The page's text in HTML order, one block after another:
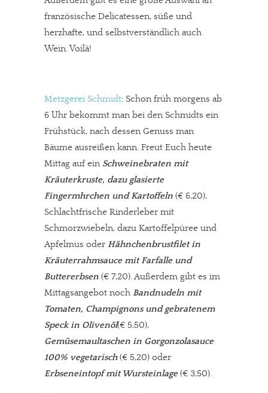
französische Delicatessen, süße und
herzhafte, und selbstverständlich auch
Wein. Voilà!
Metzgerei Schmidt: Schon früh morgens ab
6 Uhr bekommt man bei den Schmidts ein
Frühstück, nach dessen Genuss man
Bäume ausreißen kann. Freut Euch heute
Mittag auf ein Schweinebraten mit
Kräuterkruste, dazu glasierte
Fingermhrchen und Kartoffeln (€ 6,20),
Schlachtfrische Rinderleber mit
Schmorzwiebeln, dazu Kartoffelpüree und
Apfelmus oder Hähnchenbrustfilet in
Kräuterrahmsauce mit Farfalle und
Buttererbsen (€ 7,20). Außerdem gibt es im
Mittagsangebot noch Bandnudeln mit
Tomaten, Champignons und gebratenem
Speck in Olivenöl(€ 5,50),
Gemüsemaultaschen in Gorgonzolasauce
100% vegetarisch(€ 5,20) oder
Erbseneintopf mit Wursteinlage(€ 3,50).